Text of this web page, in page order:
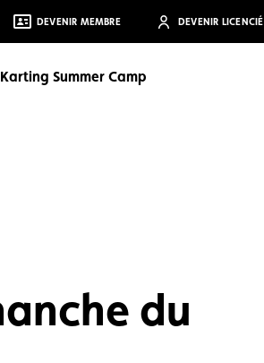
DEVENIR MEMBRE DEVENIR LICENCIÉ
Karting Summer Camp
du